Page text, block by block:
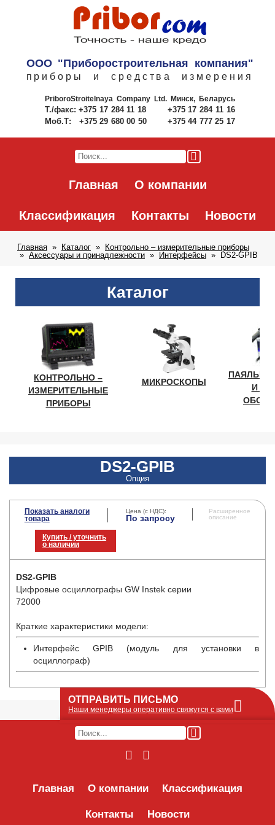
ООО "Приборостроительная компания"
приборы и средства измерения
PriboroStroitelnaya Company Ltd.Минск, Беларусь
Т./факс: +375 17 284 11 18
+375 17 284 11 16
Моб.Т:
+375 29 680 00 50 +375 44 777 25 17
Главная О компании
Классификация Контакты Новости
Главная Каталог
Контрольно – измерительные приборы
Аксессуары и принадлежности
Интерфейсы DS2-GPIB
Каталог
КОНТРОЛЬНО –
ИЗМЕРИТЕЛЬНЫЕ
ПРИБОРЫ
МИКРОСКОПЫ
И
DS2-GPIB
Опция
Показать аналоги
товара
Цена (с НДС):
По запросу
Расширенное
описание
Купить / уточнить
о наличии
DS2-GPIB
Цифровые осциллографы GW Instek серии
72000
Краткие характеристики модели:
Интерфейс GPIB (модуль для установки в
осциллограф)
Главная О компании Классификация
Контакты Новости
ОТПРАВИТЬ ПИСЬМО
Наши менеджеры оперативно свяжутся с вами
Оставьте Ваше сообщение или запрос по
его получим по e-mail и оперативно ответим!